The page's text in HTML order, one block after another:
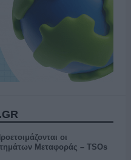
οι
Μεταφοράς – TSOs